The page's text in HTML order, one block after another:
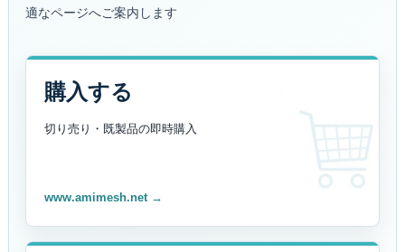
適なページへご案内します
購入する
切り売り・既製品の即時購入
www.amimesh.net →